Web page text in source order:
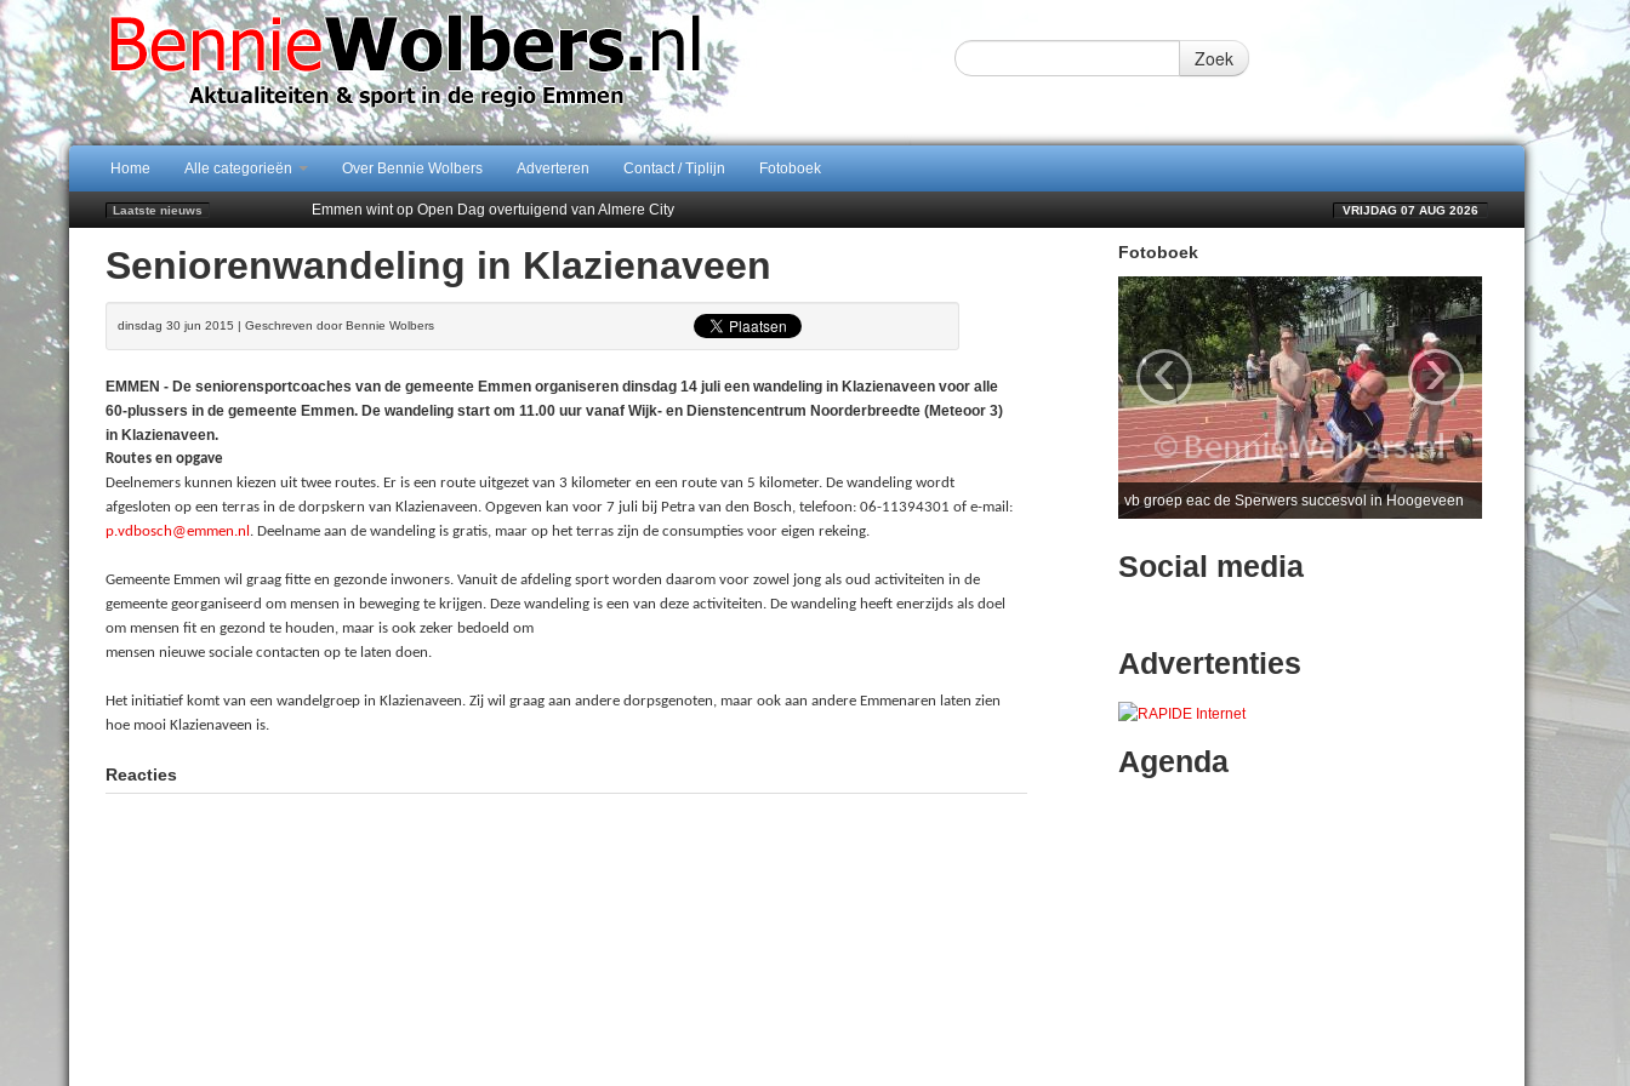
Zoek
Home Alle categorieën Over Bennie Wolbers Adverteren Contact / Tiplijn Fotoboek
Laatste nieuws
Emmen wint op Open Dag overtuigend van Almere City
Jubileumfeest 35 jaar De Amer
Hunzeloopwandeltocht keert op 19 september 2026 terug naar Zuidlaren
102 kaarsen voor eeuwling Mieke Sijbom-Maatje
VRIJDAG 07 AUG 2026
Seniorenwandeling in Klazienaveen
dinsdag 30 jun 2015 | Geschreven door Bennie Wolbers
EMMEN - De seniorensportcoaches van de gemeente Emmen organiseren dinsdag 14 juli een wandeling in Klazienaveen voor alle
60-plussers in de gemeente Emmen. De wandeling start om 11.00 uur vanaf Wijk- en Dienstencentrum Noorderbreedte (Meteoor 3)
in Klazienaveen.
Routes en opgave
Deelnemers kunnen kiezen uit twee routes. Er is een route uitgezet van 3 kilometer en een route van 5 kilometer. De wandeling wordt
afgesloten op een terras in de dorpskern van Klazienaveen. Opgeven kan voor 7 juli bij Petra van den Bosch, telefoon: 06-11394301 of e-mail:
p.vdbosch@emmen.nl . Deelname aan de wandeling is gratis, maar op het terras zijn de consumpties voor eigen rekeing.
Gemeente Emmen wil graag fitte en gezonde inwoners. Vanuit de afdeling sport worden daarom voor zowel jong als oud activiteiten in de
gemeente georganiseerd om mensen in beweging te krijgen. Deze wandeling is een van deze activiteiten. De wandeling heeft enerzijds als doel
om mensen fit en gezond te houden, maar is ook zeker bedoeld om
mensen nieuwe sociale contacten op te laten doen.
Het initiatief komt van een wandelgroep in Klazienaveen. Zij wil graag aan andere dorpsgenoten, maar ook aan andere Emmenaren laten zien
hoe mooi Klazienaveen is.
Reacties
Fotoboek
vb groep eac de Sperwers succesvol in Hoogeveen
‹ ›
Social media
Advertenties
Agenda